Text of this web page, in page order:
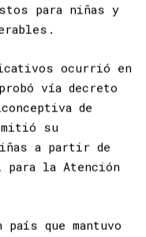
y en
para niñas y
ocurrió en
vía decreto
de
su
a partir de